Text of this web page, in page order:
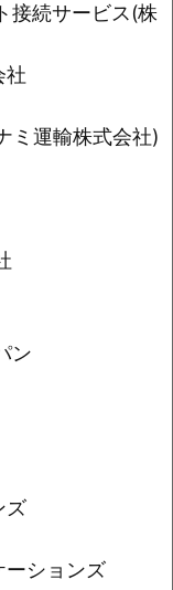
接続サービス(株
社
ミ運輸株式会社)
ン
ズ
ションズ